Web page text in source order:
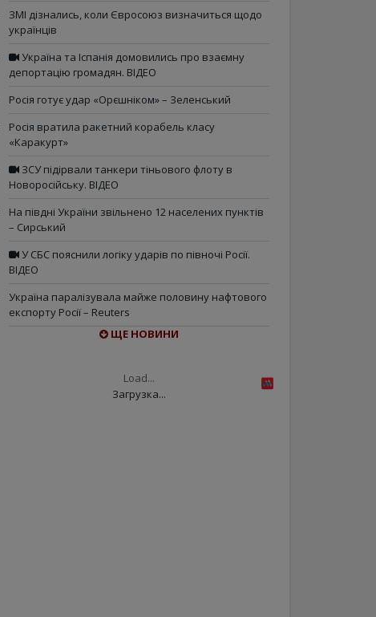
ЗМІ дізнались, коли Євросоюз визначиться щодо
українців
Україна та Іспанія домовились про взаємну
депортацію громадян. ВІДЕО
Росія готує удар «Орєшніком» – Зеленський
Росія вратила ракетний корабель класу
«Каракурт»
ЗСУ підірвали танкери тіньового флоту в
Новоросійську. ВІДЕО
На півдні України звільнено 12 населених пунктів
– Сирський
У СБС пояснили логіку ударів по півночі Росії.
ВІДЕО
Україна паралізувала майже половину нафтового
експорту Росії – Reuters
ЩЕ НОВИНИ
Load...
Загрузка...